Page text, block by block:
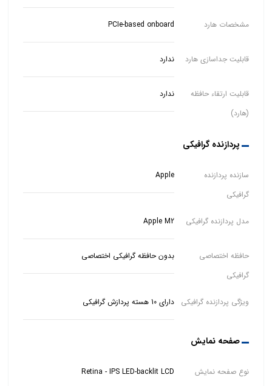
مشخصات هارد PCIe-based onboard
قابلیت جداسازی هارد ندارد
قابلیت ارتقاء حافظه
(هارد)
ندارد
پردازنده گرافیکی
سازنده پردازنده
گرافیکی
Apple
مدل پردازنده گرافیکی Apple M2
حافظه اختصاصی
گرافیکی
بدون حافظه گرافیکی اختصاصی
ویژگی پردازنده گرافیکی دارای 10 هسته پردازش گرافیکی
صفحه نمایش
نوع صفحه نمایش Retina - IPS LED-backlit LCD